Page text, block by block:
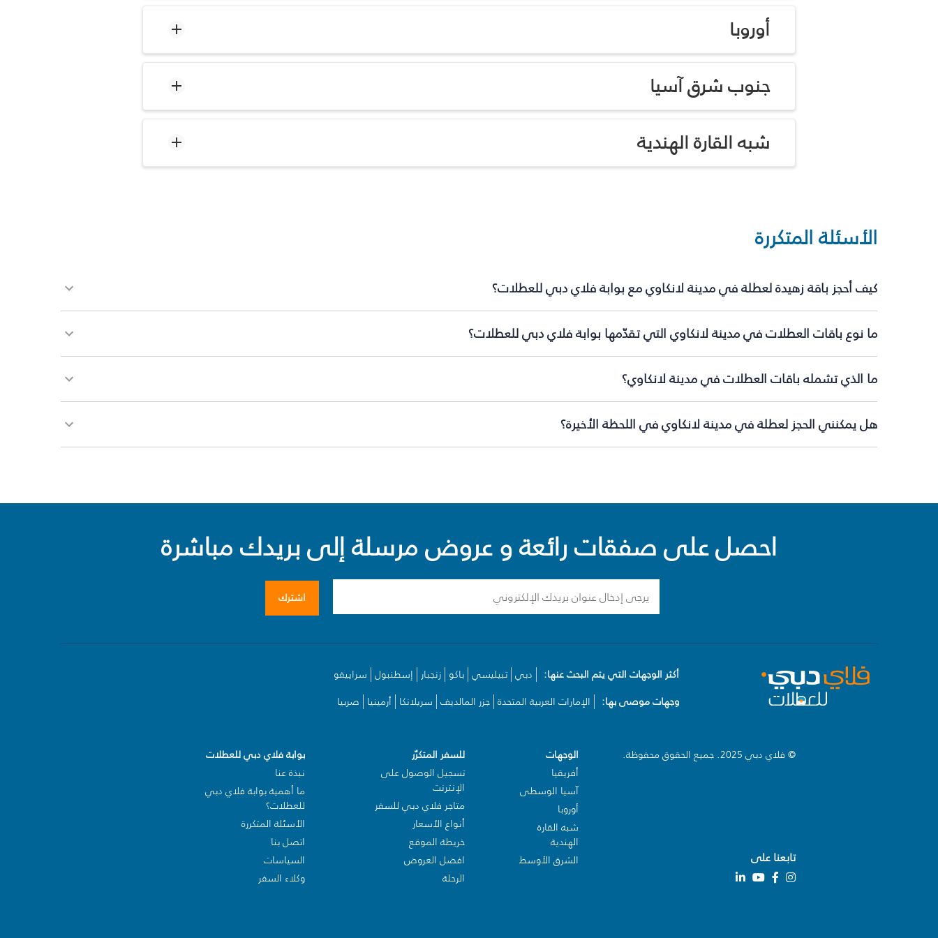
أوروبا
جنوب شرق آسيا
شبه القارة الهندية
الأسئلة المتكررة
كيف أحجز باقة زهيدة لعطلة في مدينة لانكاوي مع بوابة فلاي دبي للعطلات؟
ما نوع باقات العطلات في مدينة لانكاوي التي تقدّمها بوابة فلاي دبي للعطلات؟
ما الذي تشمله باقات العطلات في مدينة لانكاوي؟
هل يمكنني الحجز لعطلة في مدينة لانكاوي في اللحظة الأخيرة؟
احصل على صفقات رائعة و عروض مرسلة إلى بريدك مباشرة
اشترك
أكثر الوجهات التي يتم البحث عنها: دبي تبيليسي باكو زنجبار إسطنبول سراييفو
وجهات موصى بها:
الإمارات العربية المتحدة جزر المالديف سريلانكا أرمينيا صربيا
© فلاي دبي 2025. جميع الحقوق محفوظة.
تابعنا على
الوجهات
أفريقيا
آسيا الوسطى
أوروبا
شبه القارة
الهندية
الشرق الأوسط
للسفر المتكرّر
تسجيل الوصول على
الإنترنت
متاجر فلاي دبي للسفر
أنواع الأسعار
خريطة الموقع
افضل العروض
الرحلة
بوابة فلاي دبي للعطلات
نبذة عنا
ما أهمية بوابة فلاي دبي
للعطلات؟
الأسئلة المتكررة
اتصل بنا
السياسات
وكلاء السفر